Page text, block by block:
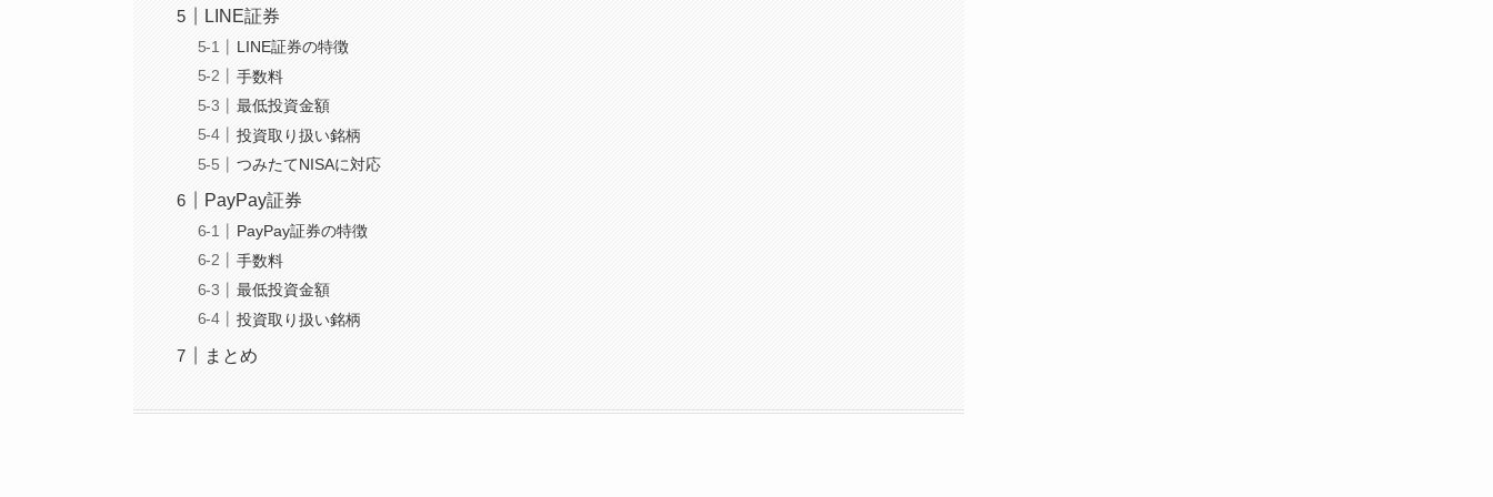
LINE証券
LINE証券の特徴
手数料
最低投資金額
投資取り扱い銘柄
つみたてNISAに対応
PayPay証券
PayPay証券の特徴
手数料
最低投資金額
投資取り扱い銘柄
まとめ